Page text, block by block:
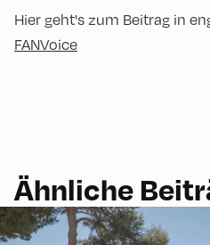
Hier geht's zum Beitrag in
FANVoice
Ähnliche